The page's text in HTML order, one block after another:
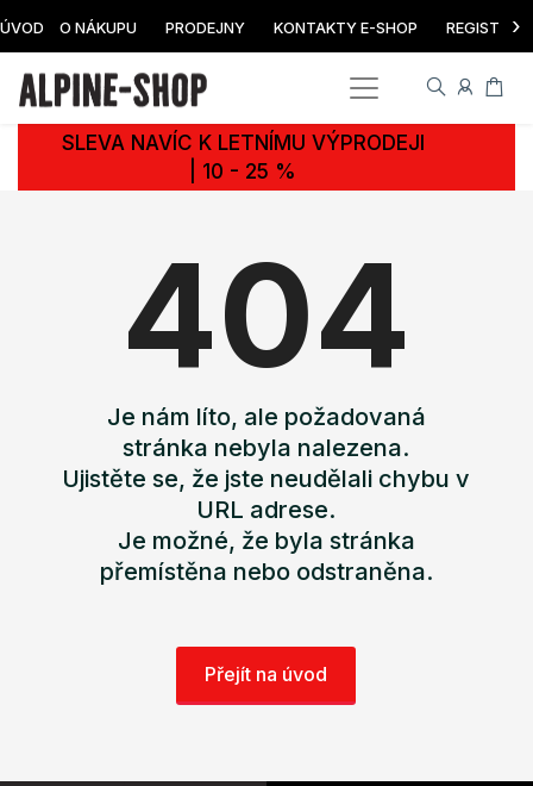
ÚVOD O NÁKUPU PRODEJNY KONTAKTY E-SHOP ›
SLEVA NAVÍC K LETNÍMU VÝPRODEJI
| 10 - 25 %
404
Je nám líto, ale požadovaná
stránka nebyla nalezena.
Ujistěte se, že jste neudělali chybu v
URL adrese.
Je možné, že byla stránka
přemístěna nebo odstraněna.
Přejít na úvod